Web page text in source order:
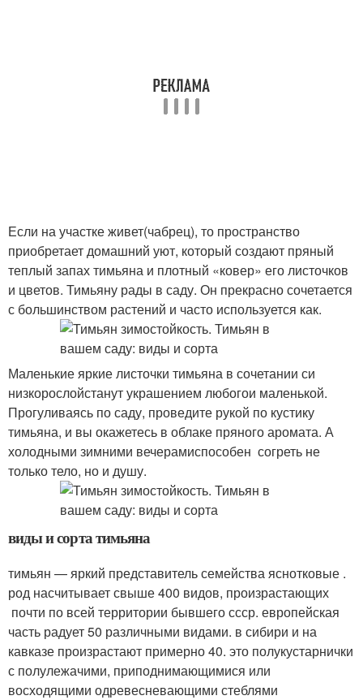
Если на участке живет(чабрец), то пространство
приобретает домашний уют, который создают пряный
теплый запах тимьяна и плотный «ковер» его листочков
и цветов. Тимьяну рады в саду. Он прекрасно сочетается
с большинством растений и часто используется как.
Маленькие яркие листочки тимьяна в сочетании си
низкорослойстанут украшением любогои маленькой.
Прогуливаясь по саду, проведите рукой по кустику
тимьяна, и вы окажетесь в облаке пряного аромата. А
холодными зимними вечерамиспособен согреть не
только тело, но и душу.
виды и сорта тимьяна
тимьян — яркий представитель семейства яснотковые .
род насчитывает свыше 400 видов, произрастающих
почти по всей территории бывшего ссср. европейская
часть радует 50 различными видами. в сибири и на
кавказе произрастают примерно 40. это полукустарнички
с полулежачими, приподнимающимися или
восходящими одревесневающими стеблями